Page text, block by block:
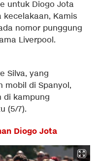
untuk Diogo Jota
Kamis
nomor punggung
Liverpool.
Silva, yang
mobil di Spanyol,
di kampung
(5/7).
Diogo Jota